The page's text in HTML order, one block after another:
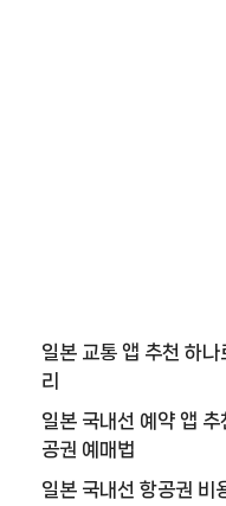
일본 교통 앱 추천 하
리
일본 국내선 예약 앱
공권 예매법
일본 국내선 항공권